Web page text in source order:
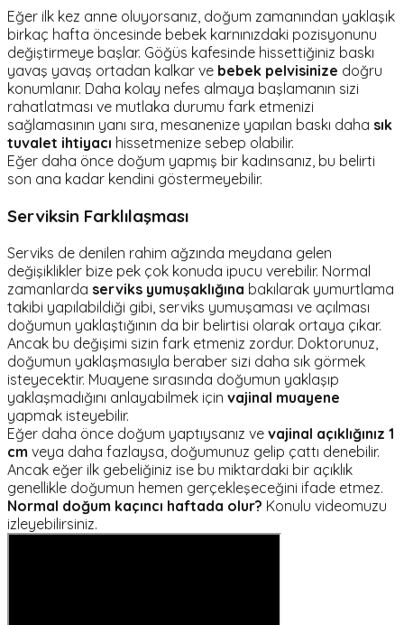
Eğer ilk kez anne oluyorsanız, doğum zamanından yaklaşık
birkaç hafta öncesinde bebek karnınızdaki pozisyonunu
değiştirmeye başlar. Göğüs kafesinde hissettiğiniz baskı
yavaş yavaş ortadan kalkar ve bebek pelvisinize doğru
konumlanır. Daha kolay nefes almaya başlamanın sizi
rahatlatması ve mutlaka durumu fark etmenizi
sağlamasının yanı sıra, mesanenize yapılan baskı daha sık
tuvalet ihtiyacı hissetmenize sebep olabilir.
Eğer daha önce doğum yapmış bir kadınsanız, bu belirti
son ana kadar kendini göstermeyebilir.
Serviksin Farklılaşması
Serviks de denilen rahim ağzında meydana gelen
değişiklikler bize pek çok konuda ipucu verebilir. Normal
zamanlarda serviks yumuşaklığına bakılarak yumurtlama
takibi yapılabildiği gibi, serviks yumuşaması ve açılması
doğumun yaklaştığının da bir belirtisi olarak ortaya çıkar.
Ancak bu değişimi sizin fark etmeniz zordur. Doktorunuz,
doğumun yaklaşmasıyla beraber sizi daha sık görmek
isteyecektir. Muayene sırasında doğumun yaklaşıp
yaklaşmadığını anlayabilmek için vajinal muayene
yapmak isteyebilir.
Eğer daha önce doğum yaptıysanız ve vajinal açıklığınız 1
cm veya daha fazlaysa, doğumunuz gelip çattı denebilir.
Ancak eğer ilk gebeliğiniz ise bu miktardaki bir açıklık
genellikle doğumun hemen gerçekleşeceğini ifade etmez.
Normal doğum kaçıncı haftada olur? Konulu videomuzu
izleyebilirsiniz.